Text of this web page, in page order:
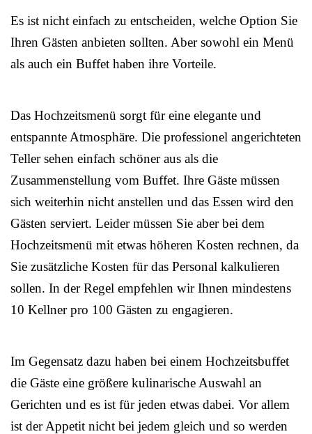
Es ist nicht einfach zu entscheiden, welche Option Sie
Ihren Gästen anbieten sollten. Aber sowohl ein Menü
als auch ein Buffet haben ihre Vorteile.
Das Hochzeitsmenü sorgt für eine elegante und
entspannte Atmosphäre. Die professionel angerichteten
Teller sehen einfach schöner aus als die
Zusammenstellung vom Buffet. Ihre Gäste müssen
sich weiterhin nicht anstellen und das Essen wird den
Gästen serviert. Leider müssen Sie aber bei dem
Hochzeitsmenü mit etwas höheren Kosten rechnen, da
Sie zusätzliche Kosten für das Personal kalkulieren
sollen. In der Regel empfehlen wir Ihnen mindestens
10 Kellner pro 100 Gästen zu engagieren.
Im Gegensatz dazu haben bei einem Hochzeitsbuffet
die Gäste eine größere kulinarische Auswahl an
Gerichten und es ist für jeden etwas dabei. Vor allem
ist der Appetit nicht bei jedem gleich und so werden